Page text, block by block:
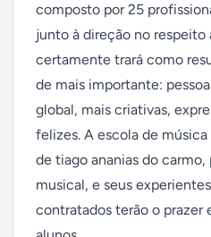
composto por 25
junto à direção no respeito
certamente trará como
de mais importante:
global, mais criativas,
felizes. A escola de
de tiago ananias do
musical, e seus
contratados terão o prazer